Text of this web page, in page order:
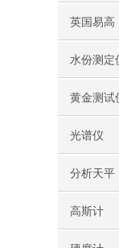
英国易高
水份测定
黄金测试
光谱仪
分析天平
高斯计